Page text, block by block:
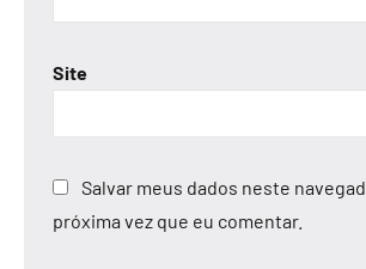
Site
Salvar meus dados neste
próxima vez que eu comentar.